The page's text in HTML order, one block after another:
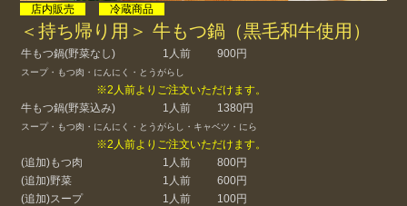
店内販売 冷蔵商品
＜持ち帰り用＞ 牛もつ鍋（黒毛和牛使用）
牛もつ鍋(野菜なし) 1人前 900円
スープ・もつ肉・にんにく・とうがらし
※2人前よりご注文いただけます。
牛もつ鍋(野菜込み)
1人前 1380円
スープ・もつ肉・にんにく・とうがらし・キャベツ・にら
※2人前よりご注文いただけます。
(追加)もつ肉
1人前
800円
(追加)野菜
1人前
600円
(追加)スープ
1人前
100円